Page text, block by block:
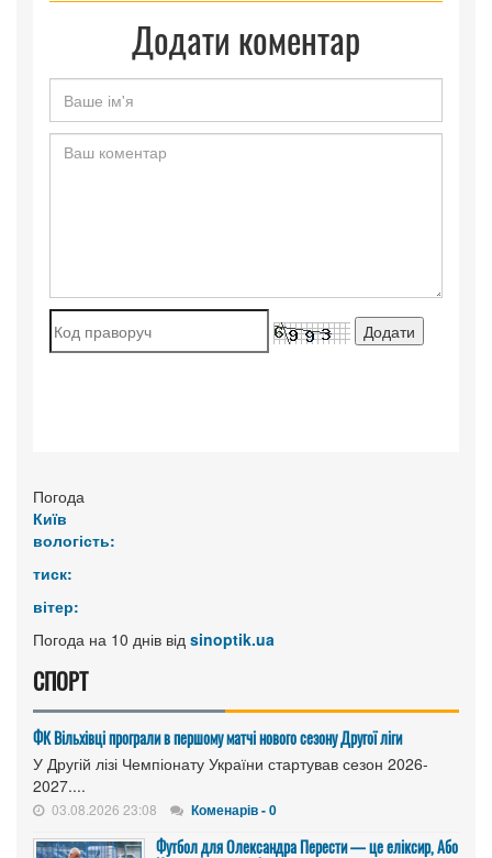
Додати коментар
Погода
Київ
вологість:
тиск:
вітер:
Погода на 10 днів від sinoptik.ua
СПОРТ
ФК Вільхівці програли в першому матчі нового сезону Другої ліги
У Другій лізі Чемпіонату України стартував сезон 2026-
2027....
03.08.2026 23:08 Коменарів - 0
Футбол для Олександра Перести — це еліксир, Або